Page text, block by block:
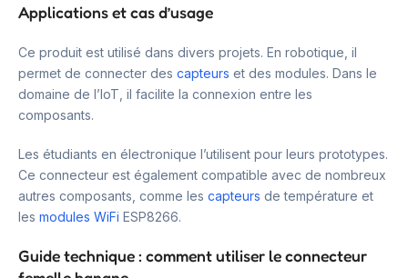
Applications et cas d’usage
Ce produit est utilisé dans divers projets. En robotique, il
permet de connecter des capteurs et des modules. Dans le
domaine de l’IoT, il facilite la connexion entre les
composants.
Les étudiants en électronique l’utilisent pour leurs prototypes.
Ce connecteur est également compatible avec de nombreux
autres composants, comme les capteurs de température et
les modules WiFi ESP8266.
Guide technique : comment utiliser le connecteur